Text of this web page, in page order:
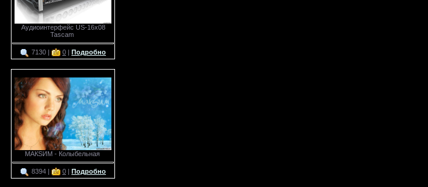
Аудиоинтерфейс US-16x08
Tascam
7130 | 0 | Подробно
МАКSИМ - Колыбельная
8394 | 0 | Подробно